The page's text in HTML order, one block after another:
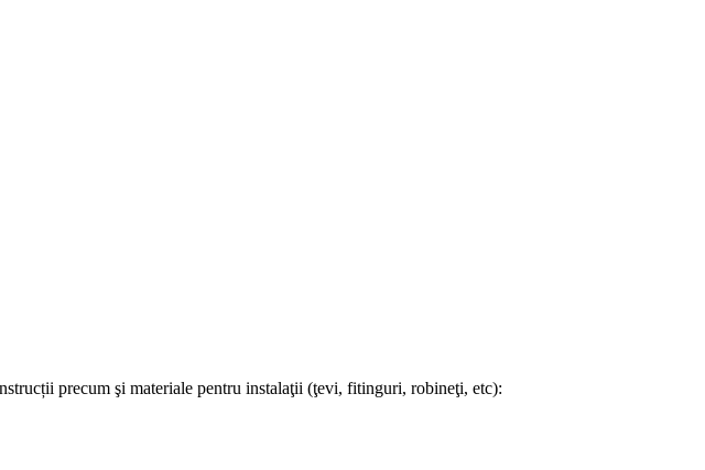
precum şi materiale pentru instalaţii (ţevi, fitinguri, robineţi, etc):